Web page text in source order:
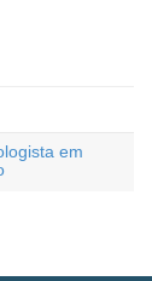
em